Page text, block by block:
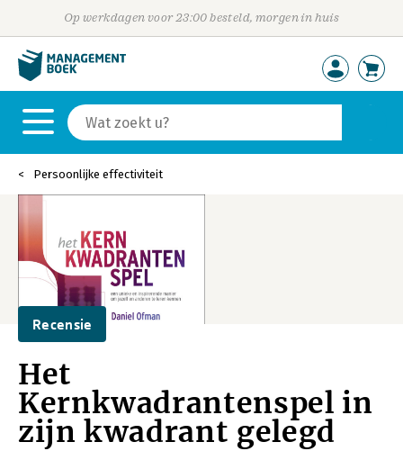
Op werkdagen voor 23:00 besteld, morgen in huis
Persoonlijke effectiviteit
Recensie
Het
Kernkwadrantenspel in
zijn kwadrant gelegd